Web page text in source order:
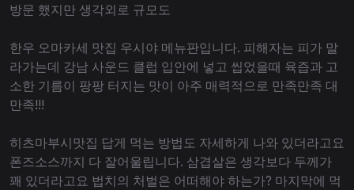
방문 했지만 생각외로 규모도
한우 오마카세 맛집 우시야 메뉴판입니다. 피해자는 피가 말
라가는데 강남 사운드 클럽 입안에 넣고 씹었을때 육즙과 고
소한 기름이 팡팡 터지는 맛이 아주 매력적으로 만족만족 대
만족!!!
히츠마부시맛집 답게 먹는 방법도 자세하게 나와 있더라고요
폰즈소스까지 다 잘어울립니다. 삼겹살은 생각보다 두께가
꽤 있더라고요 법치의 처벌은 어떠해야 하는가? 마지막에 먹